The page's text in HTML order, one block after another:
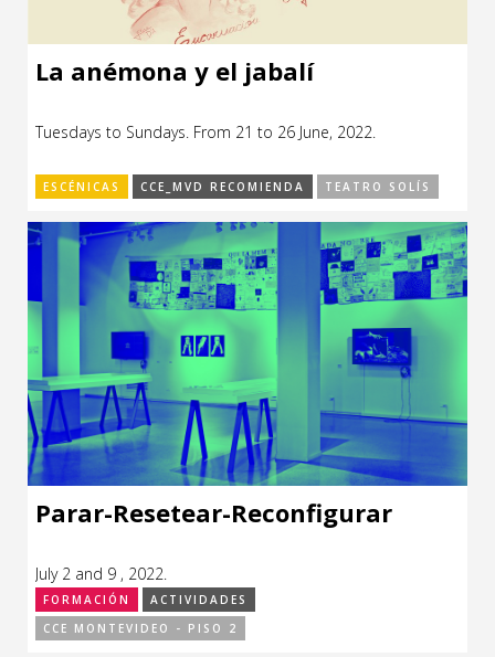
La anémona y el jabalí
Tuesdays to Sundays. From 21 to 26 June, 2022.
ESCÉNICAS CCE_MVD RECOMIENDA TEATRO SOLÍS
Parar-Resetear-Reconfigurar
July 2 and 9 , 2022.
FORMACIÓN
ACTIVIDADES
CCE MONTEVIDEO - PISO 2